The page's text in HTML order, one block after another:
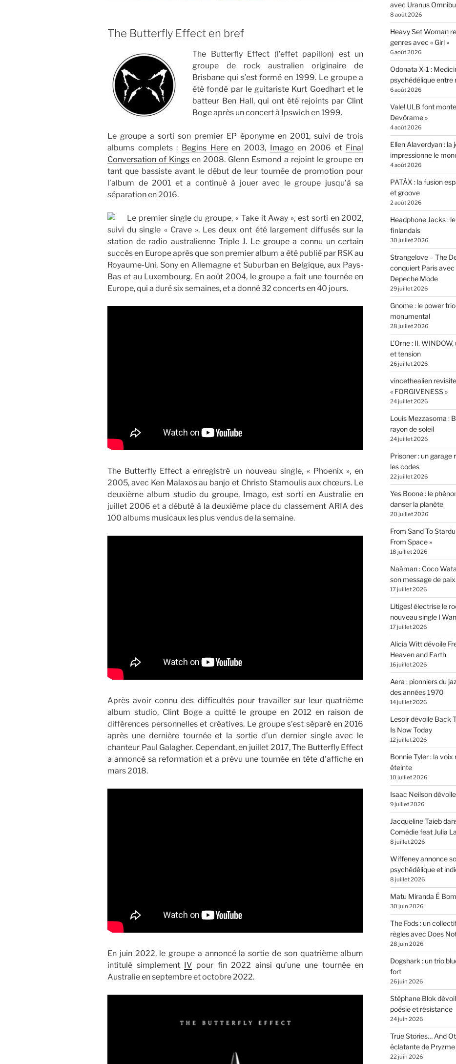
The Butterfly Effect en bref
The Butterfly Effect (l’effet papillon) est un
groupe de rock australien originaire de
Brisbane qui s’est formé en 1999. Le groupe a
été fondé par le guitariste Kurt Goedhart et le
batteur Ben Hall, qui ont été rejoints par Clint
Boge après un concert à Ipswich en 1999.
Le groupe a sorti son premier EP éponyme en 2001, suivi de trois
albums complets : Begins Hereen 2003, Imago en 2006 et Final
Conversation of Kings en 2008. Glenn Esmond a rejoint le groupe en
tant que bassiste avant le début de leur tournée de promotion pour
l’album de 2001 et a continué à jouer avec le groupe jusqu’à sa
séparation en 2016.
Le premier single du groupe, « Take it Away », est sorti en 2002,
suivi du single « Crave ». Les deux ont été largement diffusés sur la
station de radio australienne Triple J. Le groupe a connu un certain
succès en Europe après que son premier album a été publié par RSK au
Royaume-Uni, Sony en Allemagne et Suburban en Belgique, aux Pays-
Bas et au Luxembourg. En août 2004, le groupe a fait une tournée en
Europe, qui a duré six semaines, et a donné 32 concerts en 40 jours.
The Butterfly Effect a enregistré un nouveau single, « Phoenix », en
2005, avec Ken Malaxos au banjo et Christo Stamoulis aux chœurs. Le
deuxième album studio du groupe, Imago, est sorti en Australie en
juillet 2006 et a débuté à la deuxième place du classement ARIA des
100 albums musicaux les plus vendus de la semaine.
Après avoir connu des difficultés pour travailler sur leur quatrième
album studio, Clint Boge a quitté le groupe en 2012 en raison de
différences personnelles et créatives. Le groupe s’est séparé en 2016
après une dernière tournée et la sortie d’un dernier single avec le
chanteur Paul Galagher. Cependant, en juillet 2017, The Butterfly Effect
a annoncé sa reformation et a prévu une tournée en tête d’affiche en
mars 2018.
En juin 2022, le groupe a annoncé la sortie de son quatrième album
intitulé simplement IV pour fin 2022 ainsi qu’une une tournée en
Australie en septembre et octobre 2022.
avec Uranus
8 août 2026
Heavy Set Woman
genres avec « Girl »
6 août 2026
Odonata X-1 :
psychédélique entre
6 août 2026
Vale! ULB font
Devórame »
4 août 2026
Ellen Alaverdyan : la
impressionne le
4 août 2026
PATÁX : la fusion
et groove
2 août 2026
Headphone Jacks :
finlandais
30 juillet 2026
Strangelove – The
conquiert Paris
Depeche Mode
29 juillet 2026
Gnome : le power
monumental
28 juillet 2026
L’Orne : II.
et tension
26 juillet 2026
vincethealien
« FORGIVENESS »
24 juillet 2026
Louis Mezzasoma :
rayon de soleil
24 juillet 2026
Prisoner : un
les codes
22 juillet 2026
Yes Boone : le
danser la planète
20 juillet 2026
From Sand To
From Space »
18 juillet 2026
Naâman : Coco
son message de
17 juillet 2026
Litiges! électrise le
nouveau single I
17 juillet 2026
Alicia Witt dévoile
Heaven and Earth
16 juillet 2026
Aera : pionniers du
des années 1970
14 juillet 2026
Lesoir dévoile Back
Is Now Today
12 juillet 2026
Bonnie Tyler : la voix
éteinte
10 juillet 2026
Isaac Neilson
9 juillet 2026
Jacqueline Taieb
Comédie feat Julia
8 juillet 2026
Wiffeney annonce
psychédélique et
8 juillet 2026
Matu Miranda É
30 juin 2026
The Fods : un
règles avec Does
28 juin 2026
Dogshark : un trio
fort
26 juin 2026
Stéphane Blok
poésie et résistance
24 juin 2026
True Stories… And
éclatante de Pryzme
22 juin 2026